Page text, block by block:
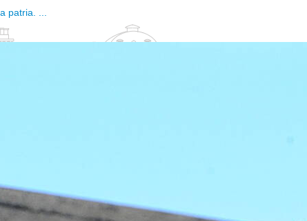
patria. ...